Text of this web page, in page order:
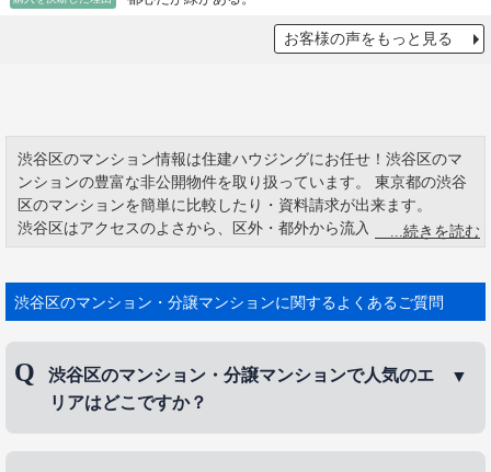
お客様の声をもっと見る
渋谷区のマンション情報は住建ハウジングにお任せ！渋谷区のマ
ンションの豊富な非公開物件を取り扱っています。 東京都の渋谷
区のマンションを簡単に比較したり・資料請求が出来ます。
渋谷区はアクセスのよさから、区外・都外から流入する。人が多
いと街の施設自体が広告媒体になる。又、渋谷区は幼稚園、小学
当たりの児童数が23区で最も少なく、教員一人当たりの公立児童
数が23区で2番目に少ない。
店・路面店等で、衣料品を売っている店舗が多くあります。大規
模小売店の店舗が多く、大規模小売店の店舗数ででは23区中3位、
売り場面積も3位、年間の販売額が4位となっています。販売力の
渋谷区のマンション・分譲マンションに関するよくあるご質問
渋谷区のマンション・分譲マンションで人気のエ
リアはどこですか？